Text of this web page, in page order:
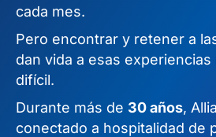
cada mes.
Pero encontrar y retener a
dan vida a esas
difícil.
Durante más de 30 años,
conectado a hospitalidad de